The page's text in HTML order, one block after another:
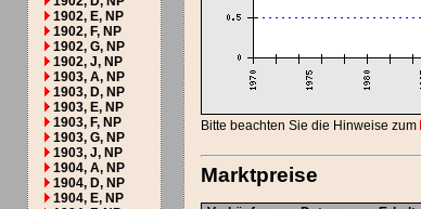
1902, E, NP
1902, F, NP
1902, G, NP
1902, J, NP
1903, A, NP
1903, D, NP
1903, E, NP
1903, F, NP
1903, G, NP
1903, J, NP
1904, A, NP
1904, D, NP
1904, E, NP
Bitte beachten Sie die Hinweise zum
Marktpreise